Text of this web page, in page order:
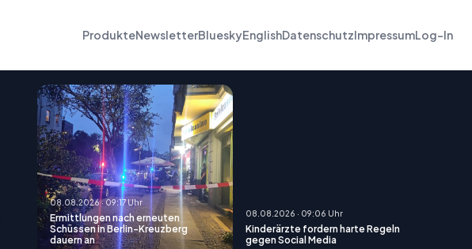
ProdukteNewsletterBlueskyEnglishDatenschutzImpressumLog-In
08.08.2026 · 09:17 Uhr
Ermittlungen nach erneuten
Schüssen in Berlin-Kreuzberg
dauern an
08.08.2026 · 09:06 Uhr
Kinderärzte fordern harte Regeln
gegen Social Media